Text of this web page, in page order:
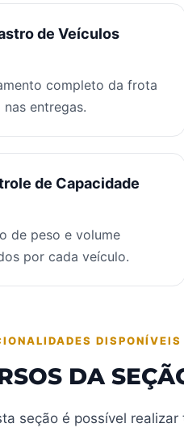
de Veículos
completo da frota
entregas.
de Capacidade
de peso e volume
por cada veículo.
DISPONÍVEIS
DA
seção é possível